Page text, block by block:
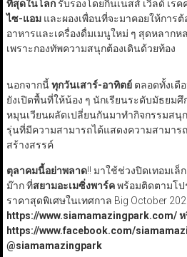
ที่สุดในโลกรับรองโดยกินเนสส์ เวิลด์ เรค
ไซ-แอมและผองเพื่อนที่จะมาคอยให้การ
อาหารและเครื่องดื่มเมนูใหม่ ๆ สุดหลากห
เพราะกองทัพความสนุกต้องเดินด้วยท้อง
นอกจากนี้ทุกวันเสาร์-อาทิตย์ตลอดทั้งเดื
ยังเปิดพื้นที่ให้น้อง ๆ นักเรียนระดับมัธยมศึ
หมุนเวียนผลัดเปลี่ยนกันมาทำกิจกรรมสนุก
รุ่นที่มีความสามารถได้แสดงความสามาร
สร้างสรรค์
ตุลาคมนี้อย่าพลาด!! มาใช้ช่วงปิดเทอมเ
ม๊าก ที่สยามอะเมซิ่งพาร์คพร้อมติดตามโ
ราคาสุดพิเศษในเทศกาล Big October
https://www.siamamazingpark.com/ ห
https://www.facebook.com/
@siamamazingpark